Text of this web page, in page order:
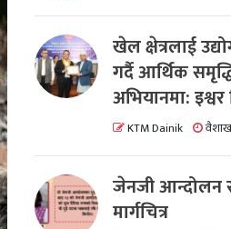
खेल क्षेत्रलाई
गर्दै आर्थिक
अभियानमा:
KTM Dainik
जेनजी आन्दोलन
मार्गचित्र